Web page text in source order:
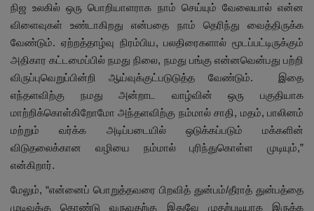
நிஜ உலகில் ஒரு பொறியாளராக நாம் செய்யும் வேலையால் என்ன
விளைவுகள் உண்டாகிறது என்பதை நாம் தெரிந்து வைத்திருக்க
வேண்டும். ஏற்றத்தாழ்வு நிரம்பிய, பலதிரைகளால் மூடப்பட்டிருக்கும்
அதிகார கட்டமைப்பில் நமது நிலை, நமது பங்கு என்னவென்பது பற்றி
விருப்புவெறுப்பின்றி ஆய்வுக்குட்படுடுத்த வேண்டும். இதை
எந்தளவிற்கு நமது அன்றாட வாழ்வின் ஒரு பகுதியாக
மாற்றிக்கொள்கிறோமோ அந்தளவிற்கு நம்மால் சாதி, மதம், பாலினம்
மற்றும் வர்க்க அடிப்படையில் ஒடுக்கப்படும் மக்களின்
விடுதலைக்கான வழியை நம்மால் புரிந்துகொள்ள முடியும்,”
என்கிறார்.
மேலும், “என்னைப் பொறுத்தவரை பிறவித் துன்பம்/தீராத் துன்பத்தை
முடிவுக்கு கொண்டு வருவதற்கு இதுவே முதற்படியாக இருக்க